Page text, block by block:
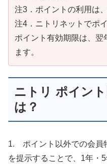
注3．ポイントの利用は
注4．ニトリネットでポ
ポイント有効期限は、翌
ます。
ニトリ ポイン
は？
1. ポイント以外での会員
を提示することで、1年・